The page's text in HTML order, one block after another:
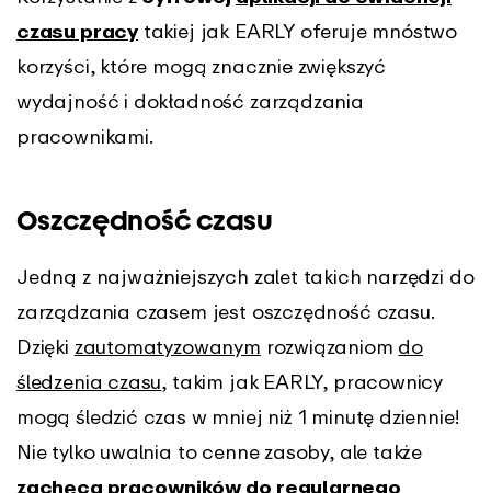
czasu pracytakiej jak EARLY oferuje mnóstwo
korzyści, które mogą znacznie zwiększyć
wydajność i dokładność zarządzania
pracownikami.
Oszczędność czasu
Jedną z najważniejszych zalet takich narzędzi do
zarządzania czasem jest oszczędność czasu.
Dzięki zautomatyzowanym rozwiązaniom do
śledzenia czasu, takim jak EARLY, pracownicy
mogą śledzić czas w mniej niż 1 minutę dziennie!
Nie tylko uwalnia to cenne zasoby, ale także
zachęca pracowników do regularnego